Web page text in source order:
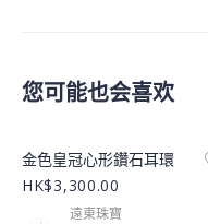
您可能也会喜欢
Product Image
金色皇冠心形鑽石耳環
HK$3,300.00
遠東珠寶